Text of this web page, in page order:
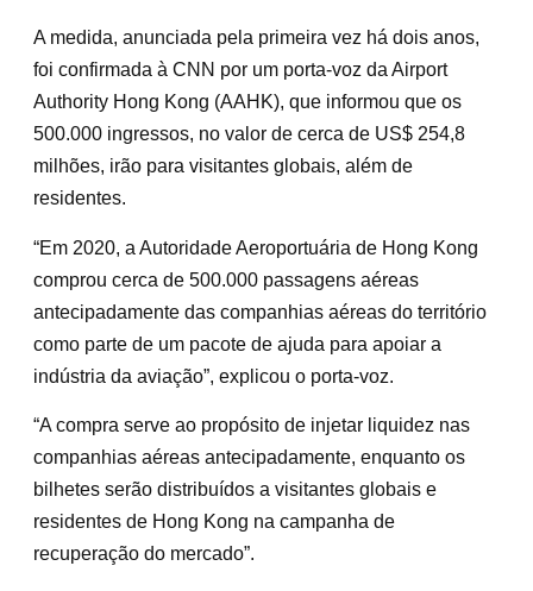
A medida, anunciada pela primeira vez há dois anos,
foi confirmada à CNN por um porta-voz da Airport
Authority Hong Kong (AAHK), que informou que os
500.000 ingressos, no valor de cerca de US$ 254,8
milhões, irão para visitantes globais, além de
residentes.
“Em 2020, a Autoridade Aeroportuária de Hong Kong
comprou cerca de 500.000 passagens aéreas
antecipadamente das companhias aéreas do território
como parte de um pacote de ajuda para apoiar a
indústria da aviação”, explicou o porta-voz.
“A compra serve ao propósito de injetar liquidez nas
companhias aéreas antecipadamente, enquanto os
bilhetes serão distribuídos a visitantes globais e
residentes de Hong Kong na campanha de
recuperação do mercado”.